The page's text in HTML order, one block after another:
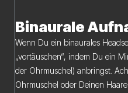
Binaurale
Wenn Du ein binaurales
„vortäuschen“, indem Du ein
der Ohrmuschel) anbringst.
Ohrmuschel oder Deinen